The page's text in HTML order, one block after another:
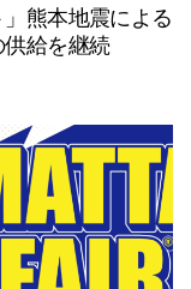
熊本地震による
給を継続